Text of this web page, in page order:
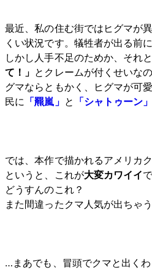
最近、私の住む街ではヒグマが
くい状況です。犠牲者が出る前
しかし人手不足のためか、それ
て！」 とクレームが付くせいな
グマならともかく、ヒグマが可
民に 「羆嵐」 と 「シャトゥーン
では、本作で描かれるアメリカ
というと、これが大変カワイイ
どうすんのこれ？
また間違ったクマ人気が出ちゃ
…まあでも、冒頭でクマと出く